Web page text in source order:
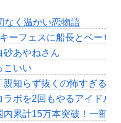
なく温かい恋物語
ーフェスに船長とベーち
砂あやねさん
こいい
親知らず抜くの怖すぎる
ボを2回もやるアイドル
内累計15万本突破！一部